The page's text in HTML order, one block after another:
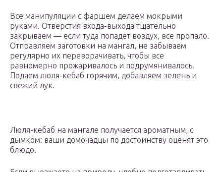
Все манипуляции с фаршем делаем мокрыми
руками. Отверстия входа-выхода тщательно
закрываем — если туда попадет воздух, все пропало.
Отправляем заготовки на мангал, не забываем
регулярно их переворачивать, чтобы все
равномерно прожаривалось и подрумянивалось.
Подаем люля-кебаб горячим, добавляем зелень и
свежий лук.
Люля-кебаб на мангале получается ароматным, с
дымком: ваши домочадцы по достоинству оценят это
блюдо.